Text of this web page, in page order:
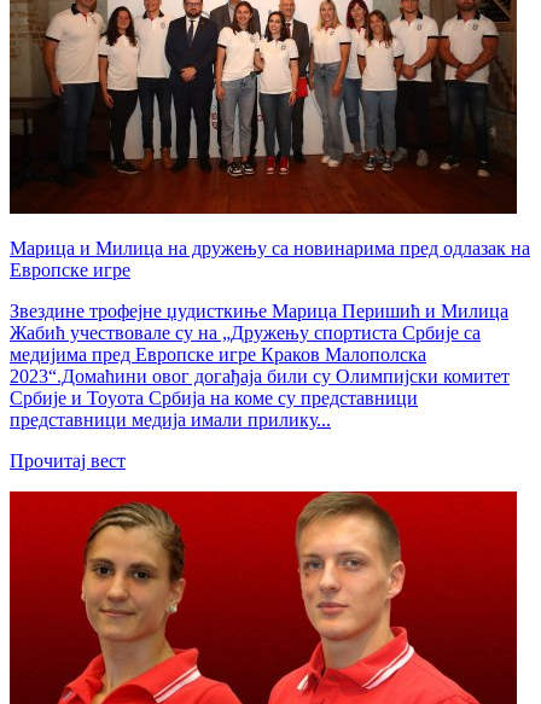
Марица и Милица на дружењу са новинарима пред одлазак на
Европске игре
Звездине трофејне џудисткиње Марица Перишић и Милица
Жабић учествовале су на „Дружењу спортиста Србије са
медијима пред Европске игре Краков Малополска
2023“.Домаћини овог догађаја били су Олимпијски комитет
Србије и Тоyота Србија на коме су представници
представници медија имали прилику...
Прочитај вест